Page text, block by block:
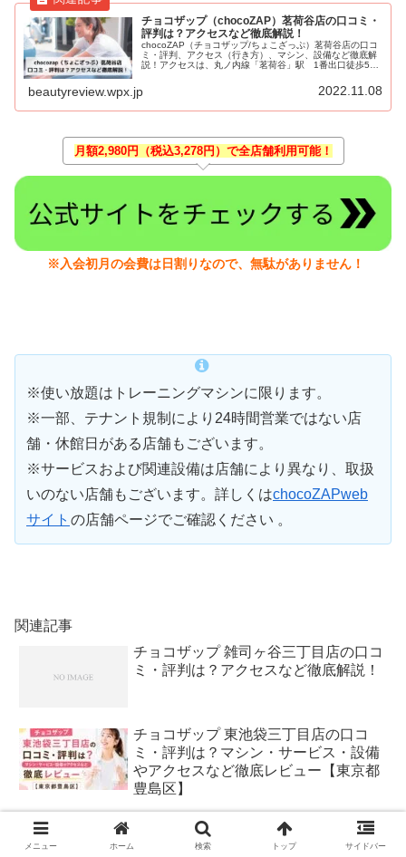
チョコザップ（chocoZAP）茗荷谷店の口コミ・
評判は？アクセスなど徹底解説！
chocoZAP（チョコザップ/ちょこざっぷ）茗荷谷店の口コ
ミ・評判、アクセス（行き方）、マシン、設備など徹底解
説！アクセスは、丸ノ内線「茗荷谷」駅 1番出口徒歩5
beautyreview.wpx.jp 2022.11.08
月額2,980円（税込3,278円）で全店舗利用可能！
※入会初月の会費は日割りなので、無駄がありません！
※使い放題はトレーニングマシンに限ります。
※一部、テナント規制により24時間営業ではない店
舗・休館日がある店舗もございます。
※サービスおよび関連設備は店舗により異なり、取扱
いのない店舗もございます。詳しくはchocoZAPweb
サイト の店舗ページでご確認ください 。
関連記事
チョコザップ 雑司ヶ谷三丁目店の口コ
ミ・評判は？アクセスなど徹底解説！
チョコザップ 東池袋三丁目店の口コ
ミ・評判は？マシン・サービス・設備
やアクセスなど徹底レビュー【東京都
豊島区】
チョコザップ（chocoZAP）椎名町店
の口コミ・評判は？アクセスなど徹底
メニュー ホーム 検索 トップ サイドバー